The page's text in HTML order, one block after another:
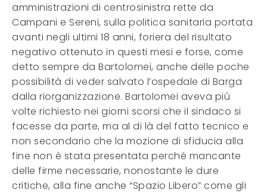
amministrazioni di centrosinistra rette da
Campani e Sereni, sulla politica sanitaria portata
avanti negli ultimi 18 anni, foriera del risultato
negativo ottenuto in questi mesi e forse, come
detto sempre da Bartolomei, anche delle poche
possibilità di veder salvato l’ospedale di Barga
dalla riorganizzazione. Bartolomei aveva più
volte richiesto nei giorni scorsi che il sindaco si
facesse da parte, ma al di là del fatto tecnico e
non secondario che la mozione di sfiducia alla
fine non è stata presentata perché mancante
delle firme necessarie, nonostante le dure
critiche, alla fine anche “Spazio Libero” come gli